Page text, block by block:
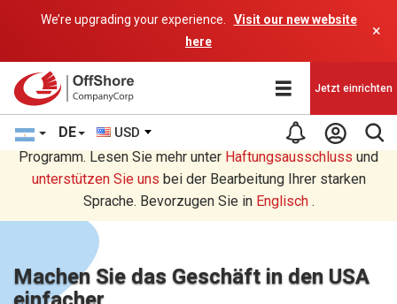
We’re upgrading your experience.
Visit our new website
here
×
DE USD
Jetzt einrichten
Sie lesen eine Deutsche Übersetzung durch ein AI-
Programm. Lesen Sie mehr unter Haftungsausschluss und
unterstützen Sie uns bei der Bearbeitung Ihrer starken
Sprache. Bevorzugen Sie in Englisch.
Machen Sie das Geschäft in den USA